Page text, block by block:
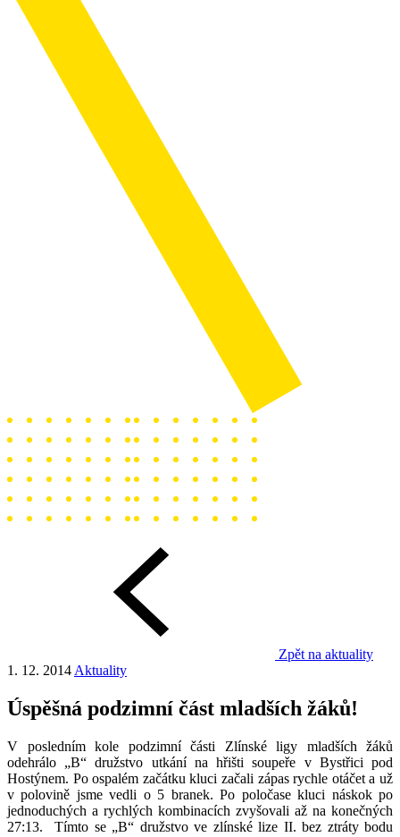
Zpět na aktuality
1. 12. 2014 Aktuality
Úspěšná podzimní část mladších žáků!
V posledním kole podzimní části Zlínské ligy mladších žáků
odehrálo „B“ družstvo utkání na hřišti soupeře v Bystřici pod
Hostýnem. Po ospalém začátku kluci začali zápas rychle otáčet a už
v polovině jsme vedli o 5 branek. Po poločase kluci náskok po
jednoduchých a rychlých kombinacích zvyšovali až na konečných
27:13. Tímto se „B“ družstvo ve zlínské lize II. bez ztráty bodu